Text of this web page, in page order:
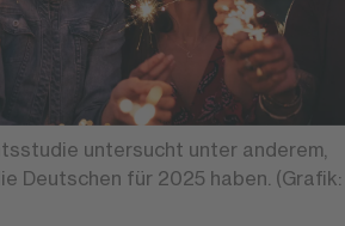
untersucht unter anderem,
Deutschen für 2025 haben. (Grafik: